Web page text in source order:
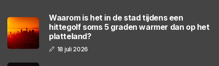
Waarom is het in de stad tijdens een
hittegolf soms 5 graden warmer dan op het
platteland?
18 juli 2026